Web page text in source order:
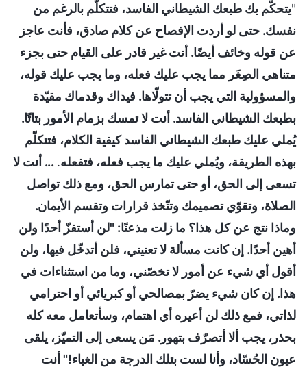
"يتحكّم بك طبعك الشيطاني الفاسد، فتتكلّم بالرغم من
نفسك. حتى لو أردت الإفصاح عن كلام صادق، فأنت عاجز
عن قوله وخائف أيضًا. أنت غير قادر على القيام حتى بجزء
متناهي الصِغَر مما يجب عليك فعله، وما يجب عليك قوله،
والمسؤولية التي يجب أن تتولّاها. فيداك وقدماك مقيّدة
بطبعك الشيطاني الفاسد. أنت لا تمسك بزمام الأمور بتاتًا.
يُملي عليك طبعك الشيطاني الفاسد كيفية الكلام، فتتكلّم
بهذه الطريقة، ويُملي عليك ما يجب فعله، فتفعله. ... أنت لا
تسعى إلى الحق، أو حتى تمارس الحق، ومع ذلك تواصل
الصلاة، وتقوّي تصميمك وتتّخذ قرارات وتقسم الأيمان.
وماذا نتج عن كل هذا؟ ما زلت مذعنًا: "لن أستفزّ أحدًا ولن
أهين أحدًا. إن كانت مسألة لا تعنيني، فلن أتدخّل فيها، ولن
أقول أي شيء عن أمور لا تخصّني، وما من استثناءات في
هذا. إن كان شيء يضرّ بمصالحي أو كبريائي أو احترامي
لذاتي، فمع ذلك لن أعيره أي اهتمام، وسأتعامل معه كله
بحذر، يجب ألا أتصرّف بتهور. مَن يسعى إلى التميّز، يلقى
عيون الحُسّاد، وأنا لست بتلك الدرجة من الغباء!" أنت